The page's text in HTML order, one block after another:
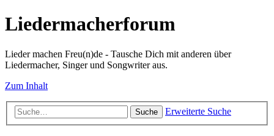
Liedermacherforum
Lieder machen Freu(n)de - Tausche Dich mit anderen über
Liedermacher, Singer und Songwriter aus.
Zum Inhalt
Suche Erweiterte Suche